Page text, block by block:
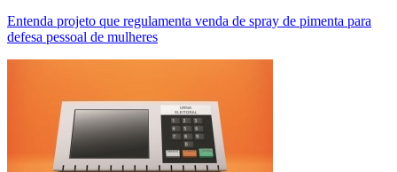
Entenda projeto que regulamenta venda de spray de pimenta para
defesa pessoal de mulheres